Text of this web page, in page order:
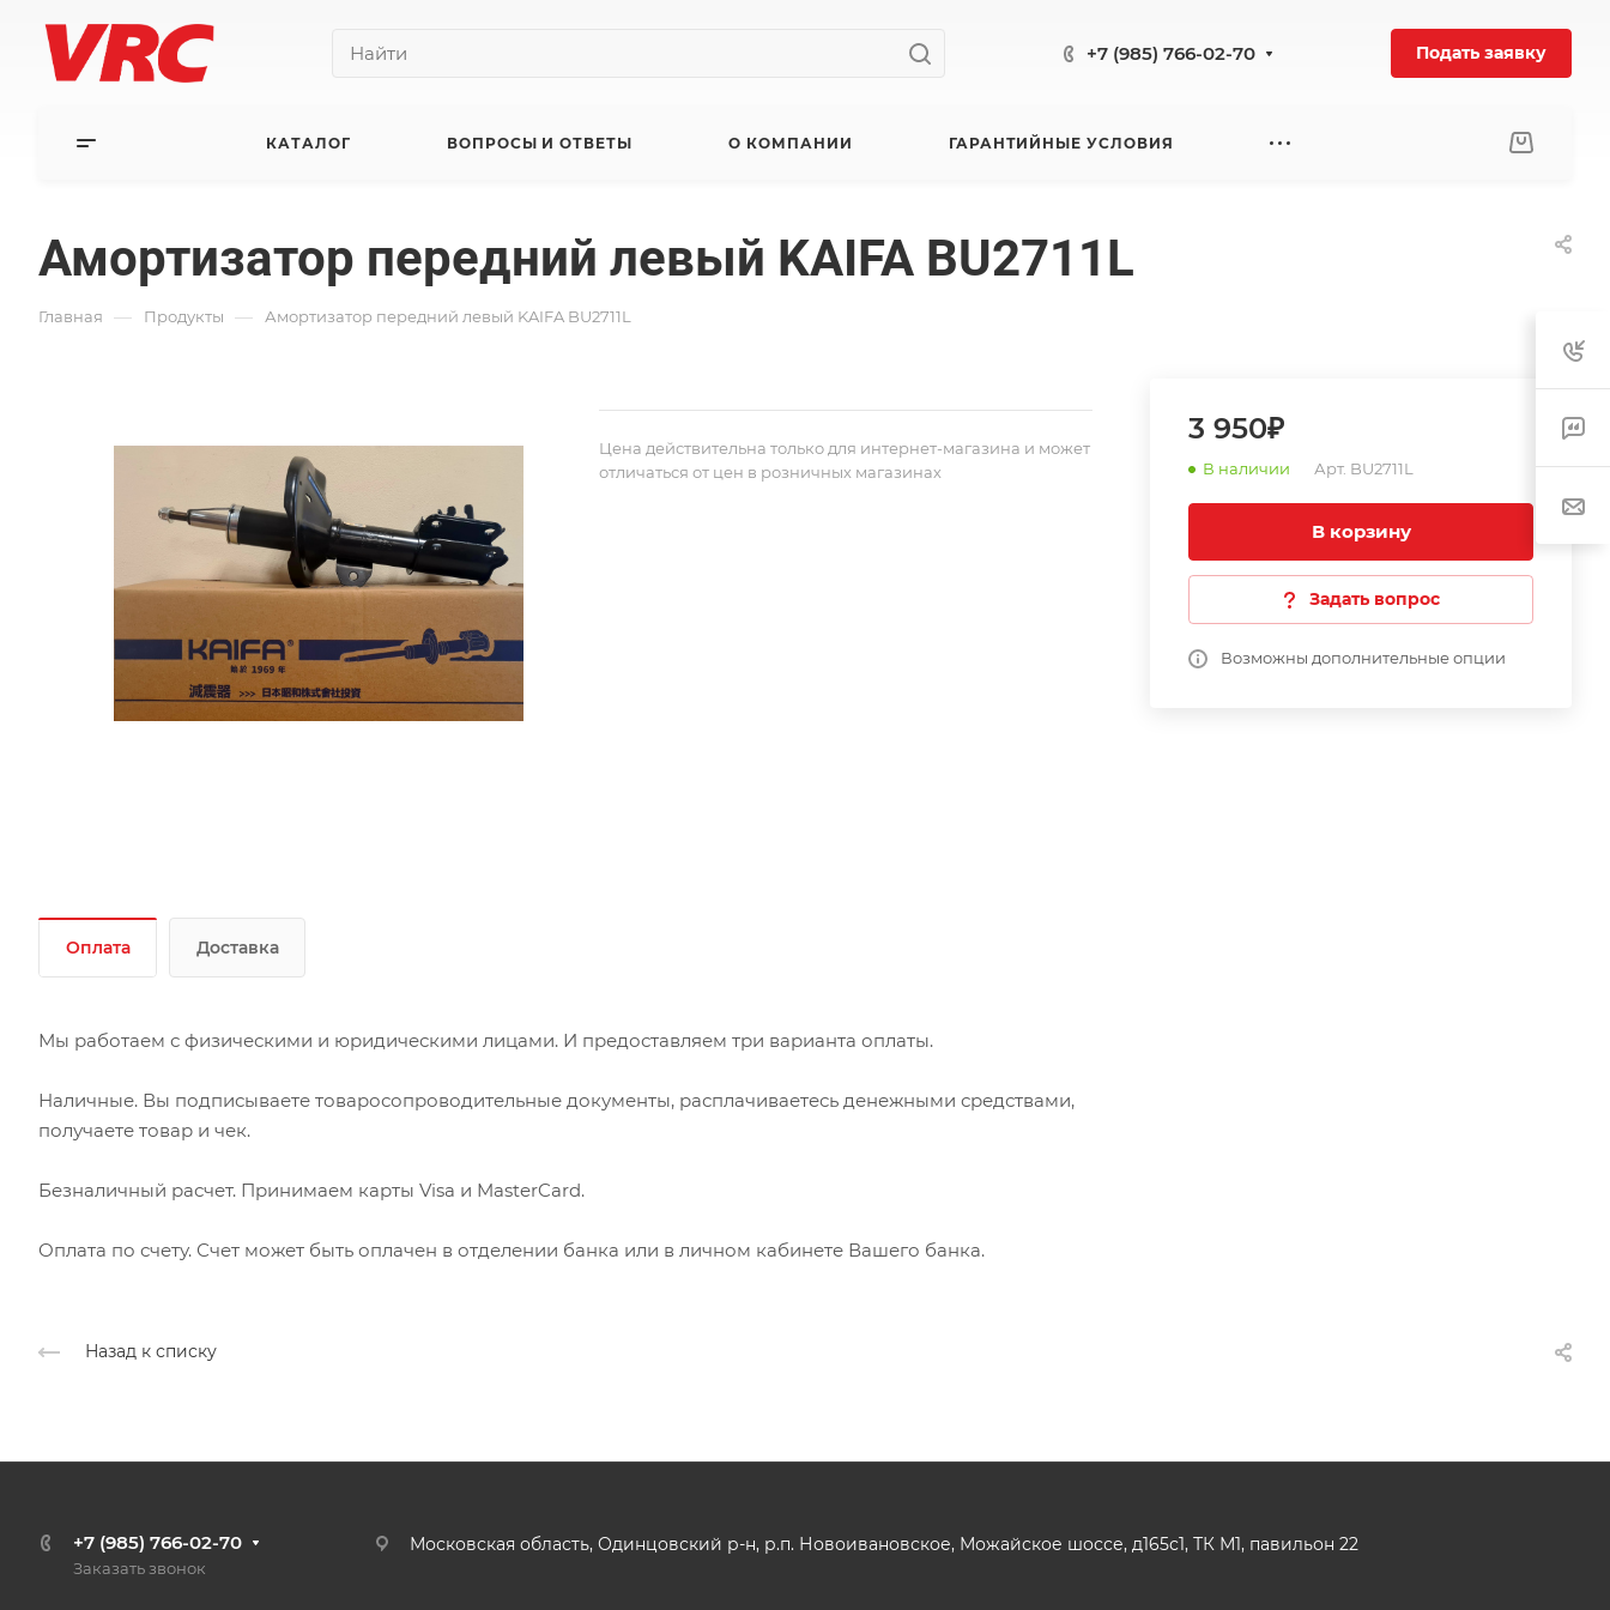
+7 (985) 766-02-70 Подать заявку
КАТАЛОГ ВОПРОСЫ И ОТВЕТЫ О КОМПАНИИ ГАРАНТИЙНЫЕ УСЛОВИЯ
Амортизатор передний левый KAIFA BU2711L
Главная — Продукты — Амортизатор передний левый KAIFA BU2711L
3 950₽
В наличии Арт. BU2711L
В корзину
Задать вопрос
Возможны дополнительные опции
Цена действительна только для интернет-магазина и может
отличаться от цен в розничных магазинах
Оплата Доставка
Мы работаем с физическими и юридическими лицами. И предоставляем три варианта оплаты.
Наличные. Вы подписываете товаросопроводительные документы, расплачиваетесь денежными средствами,
получаете товар и чек.
Безналичный расчет. Принимаем карты Visa и MasterCard.
Оплата по счету. Счет может быть оплачен в отделении банка или в личном кабинете Вашего банка.
Назад к списку
+7 (985) 766-02-70
Заказать звонок
Московская область, Одинцовский р-н, р.п. Новоивановское, Можайское шоссе, д165с1, ТК М1, павильон 22